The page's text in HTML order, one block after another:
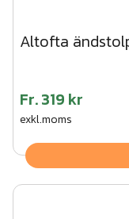
Altofta
Fr.319 kr
exkl.moms